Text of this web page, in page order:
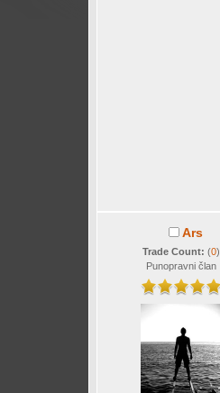
Ars
Trade Count: (0)
Punopravni član